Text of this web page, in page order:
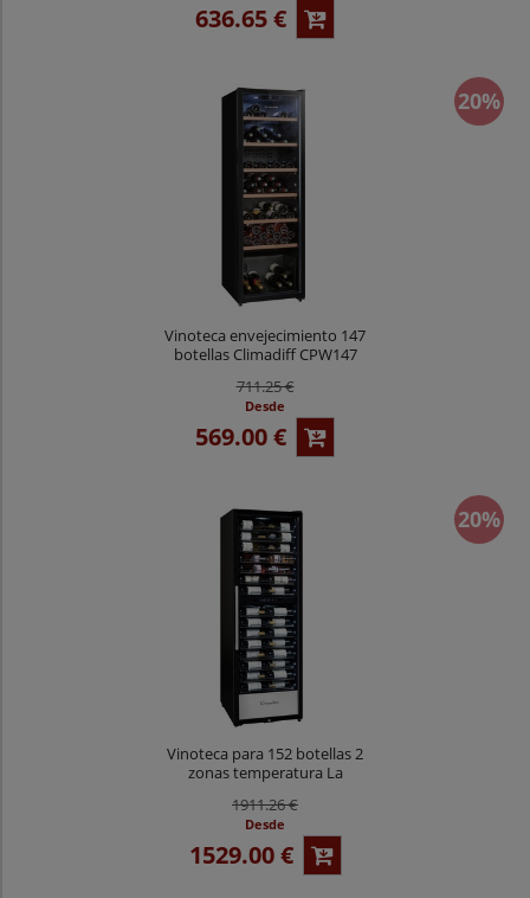
636.65 €
20%
Vinoteca envejecimiento 147
botellas Climadiff CPW147
711.25 €
Desde
569.00 €
20%
Vinoteca para 152 botellas 2
zonas temperatura La
1911.26 €
Desde
1529.00 €